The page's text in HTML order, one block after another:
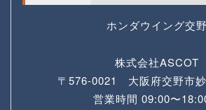
ホンダウイング交野
株式会社ASCOT
〒576-0021 大阪府交野市
営業時間 09:00〜